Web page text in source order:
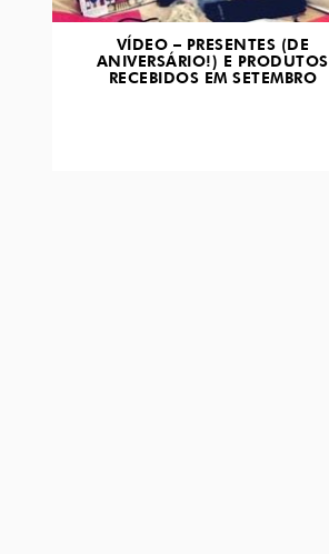
VÍDEO – PRESENTES (DE
ANIVERSÁRIO!) E PRODUTOS
RECEBIDOS EM SETEMBRO